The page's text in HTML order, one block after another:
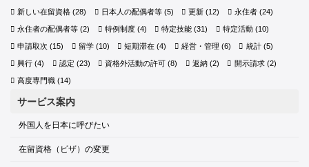
新しい在留資格 (28) 日本人の配偶者等(5) 更新 (12) 永住者(24)
永住者の配偶者等 (2) 特例制度(4) 特定技能 (31) 特定活動(10)
申請取次 (15) 留学(10) 短期滞在 (4) 経営・管理 (6) 統計(5)
興行 (4) 認定 (23) 資格外活動の許可 (8) 返納(2) 開示請求(2)
高度専門職 (14)
サービス案内
外国人を日本に呼びたい
在留資格（ビザ）の変更